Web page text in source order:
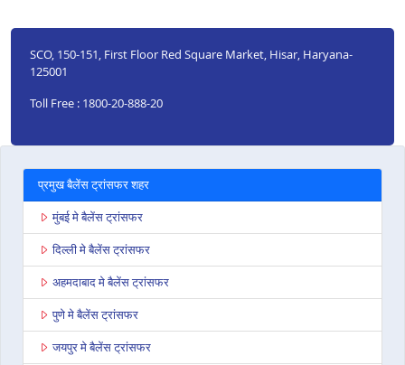
SCO, 150-151, First Floor Red Square Market, Hisar, Haryana-
125001
Toll Free : 1800-20-888-20
प्रमुख बैलेंस ट्रांसफर शहर
मुंबई मे बैलेंस ट्रांसफर
दिल्ली मे बैलेंस ट्रांसफर
अहमदाबाद मे बैलेंस ट्रांसफर
पुणे मे बैलेंस ट्रांसफर
जयपुर मे बैलेंस ट्रांसफर